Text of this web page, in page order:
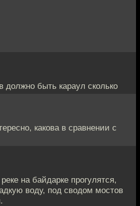
должно быть караул сколько
какова в сравнении с
на байдарке прогулятся,
воду, под сводом мостов